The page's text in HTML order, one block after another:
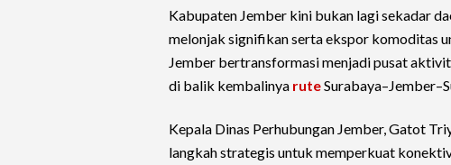
Kabupaten Jember kini bukan lagi sekadar
melonjak signifikan serta ekspor komoditas
Jember bertransformasi menjadi pusat
di balik kembalinya rute
Kepala Dinas Perhubungan Jember, Gatot
langkah strategis untuk memperkuat